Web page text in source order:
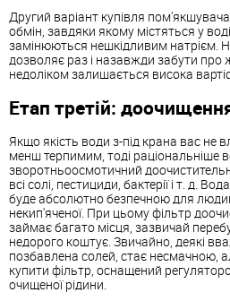
Другий варіант купівля
обмін, завдяки якому містяться у
замінюються нешкідливим натрієм.
дозволяє раз і назавжди забути про
недоліком залишається висока
Етап третій:
Якщо якість води з-під крана вас не
менш терпимим, тоді раціональніше
зворотньоосмотичний
всі солі, пестициди, бактерії і т. д.
буде абсолютно безпечною для
некип'яченої. При цьому фільтр
займає багато місця, зазвичай
недорого коштує. Звичайно, деякі
позбавлена солей, стає несмачною,
купити фільтр, оснащений
очищеної рідини.